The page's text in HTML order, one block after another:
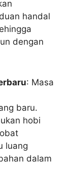
handal
dengan
: Masa
baru.
hobi
luang
dalam